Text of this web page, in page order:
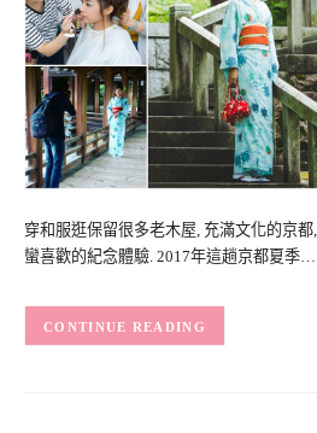
穿和服逛保留很多老木屋, 充滿文化的京
蠻喜歡的紀念體驗. 2017年這趟京都夏季…
CONTINUE READING